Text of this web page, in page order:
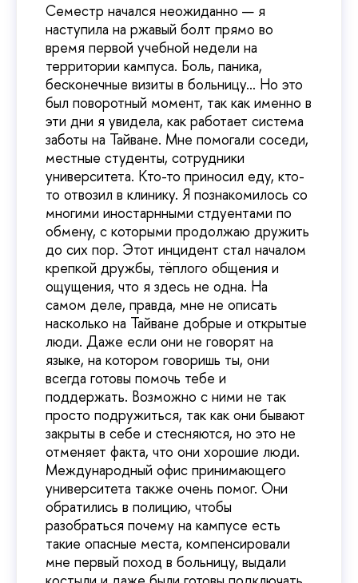
Семестр начался неожиданно — я
наступила на ржавый болт прямо во
время первой учебной недели на
территории кампуса. Боль, паника,
бесконечные визиты в больницу… Но это
был поворотный момент, так как именно в
эти дни я увидела, как работает система
заботы на Тайване. Мне помогали соседи,
местные студенты, сотрудники
университета. Кто-то приносил еду, кто-
то отвозил в клинику. Я познакомилось со
многими иностарнными стдуентами по
обмену, с которыми продолжаю дружить
до сих пор. Этот инцидент стал началом
крепкой дружбы, тёплого общения и
ощущения, что я здесь не одна. На
самом деле, правда, мне не описать
насколько на Тайване добрые и открытые
люди. Даже если они не говорят на
языке, на котором говоришь ты, они
всегда готовы помочь тебе и
поддержать. Возможно с ними не так
просто подружиться, так как они бывают
закрыты в себе и стесняются, но это не
отменяет факта, что они хорошие люди.
Международный офис принимающего
университета также очень помог. Они
обратились в полицию, чтобы
разобраться почему на кампусе есть
такие опасные места, компенсировали
мне первый поход в больницу, выдали